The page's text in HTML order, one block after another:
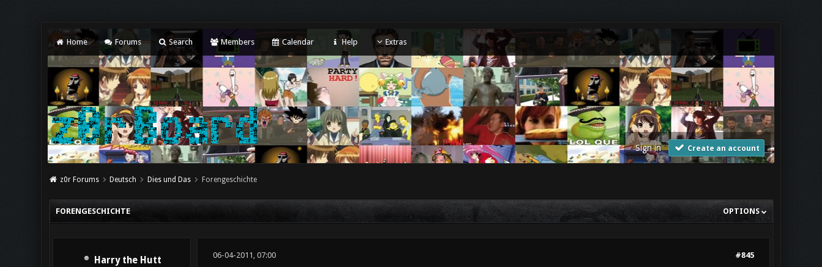
Home Forums Search Members Calendar Help Extras
Sign in Create an account
z0r Forums Deutsch Dies und Das Forengeschichte
OPTIONS
FORENGESCHICHTE
Harry the Hutt #845
06-04-2011, 07:00